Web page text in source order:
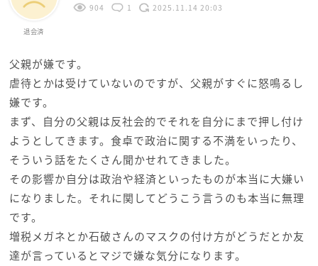
退会済
904 1 2025.11.14 20:03
父親が嫌です。
虐待とかは受けていないのですが、父親がすぐに怒鳴るし
嫌です。
まず、自分の父親は反社会的でそれを自分にまで押し付け
ようとしてきます。食卓で政治に関する不満をいったり、
そういう話をたくさん聞かせれてきました。
その影響か自分は政治や経済といったものが本当に大嫌い
になりました。それに関してどうこう言うのも本当に無理
です。
増税メガネとか石破さんのマスクの付け方がどうだとか友
達が言っているとマジで嫌な気分になります。